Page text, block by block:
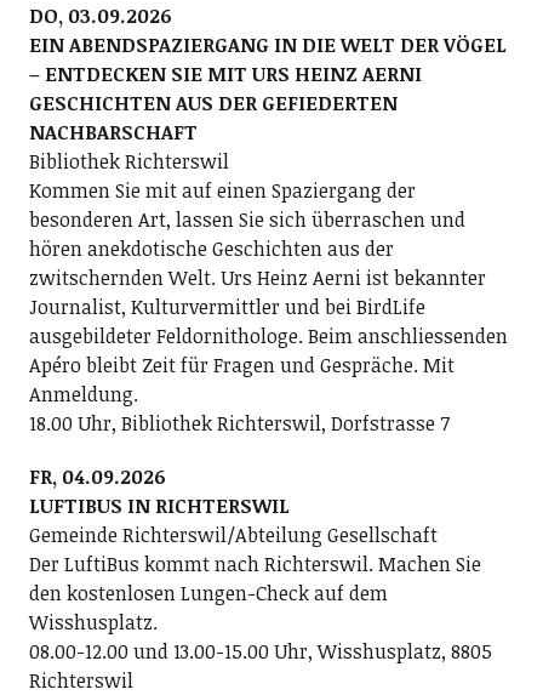
DO, 03.09.2026
EIN ABENDSPAZIERGANG IN DIE WELT DER VÖGEL
– ENTDECKEN SIE MIT URS HEINZ AERNI
GESCHICHTEN AUS DER GEFIEDERTEN
NACHBARSCHAFT
Bibliothek Richterswil
Kommen Sie mit auf einen Spaziergang der
besonderen Art, lassen Sie sich überraschen und
hören anekdotische Geschichten aus der
zwitschernden Welt. Urs Heinz Aerni ist bekannter
Journalist, Kulturvermittler und bei BirdLife
ausgebildeter Feldornithologe. Beim anschliessenden
Apéro bleibt Zeit für Fragen und Gespräche. Mit
Anmeldung.
18.00 Uhr, Bibliothek Richterswil, Dorfstrasse 7
FR, 04.09.2026
LUFTIBUS IN RICHTERSWIL
Gemeinde Richterswil/Abteilung Gesellschaft
Der LuftiBus kommt nach Richterswil. Machen Sie
den kostenlosen Lungen-Check auf dem
Wisshusplatz.
08.00-12.00 und 13.00-15.00 Uhr, Wisshusplatz, 8805
Richterswil